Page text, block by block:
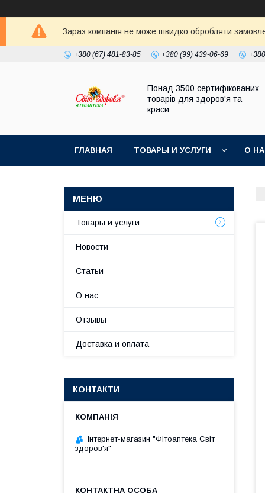
Зараз компанія не може швидко обробляти
+380 (67) 481-83-85 +380 (99) 439-06-69
Понад 3500 сертифікованих
товарів для здоров'я та
краси
ГЛАВНАЯ ТОВАРЫ И УСЛУГИ О
Товары и услуги
Новости
Статьи
О нас
Отзывы
Доставка и оплата
КОНТАКТИ
Інтернет-магазин "Фітоаптека Світ
здоров'я"